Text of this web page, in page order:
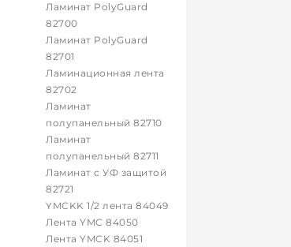
Ламинат PolyGuard
82700
Ламинат PolyGuard
82701
Ламинационная лента
82702
Ламинат
полупанельный 82710
Ламинат
полупанельный 82711
Ламинат с УФ защитой
82721
YMCKK 1/2 лента 84049
Лента YMC 84050
Лента YMCK 84051